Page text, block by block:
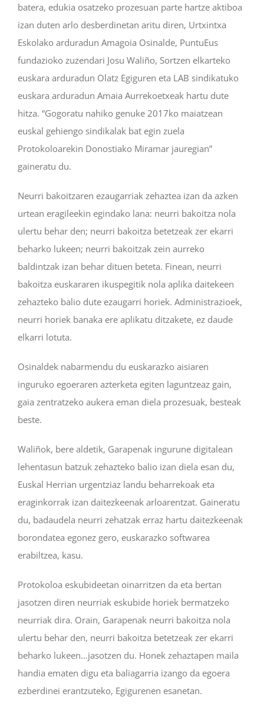
batera, edukia osatzeko prozesuan parte hartze aktiboa
izan duten arlo desberdinetan aritu diren, Urtxintxa
Eskolako arduradun Amagoia Osinalde, PuntuEus
fundazioko zuzendari Josu Waliño, Sortzen elkarteko
euskara arduradun Olatz Egiguren eta LAB sindikatuko
euskara arduradun Amaia Aurrekoetxeak hartu dute
hitza. “Gogoratu nahiko genuke 2017ko maiatzean
euskal gehiengo sindikalak bat egin zuela
Protokoloarekin Donostiako Miramar jauregian”
gaineratu du.
Neurri bakoitzaren ezaugarriak zehaztea izan da azken
urtean eragileekin egindako lana: neurri bakoitza nola
ulertu behar den; neurri bakoitza betetzeak zer ekarri
beharko lukeen; neurri bakoitzak zein aurreko
baldintzak izan behar dituen beteta. Finean, neurri
bakoitza euskararen ikuspegitik nola aplika daitekeen
zehazteko balio dute ezaugarri horiek. Administrazioek,
neurri horiek banaka ere aplikatu ditzakete, ez daude
elkarri lotuta.
Osinaldek nabarmendu du euskarazko aisiaren
inguruko egoeraren azterketa egiten laguntzeaz gain,
gaia zentratzeko aukera eman diela prozesuak, besteak
beste.
Waliñok, bere aldetik, Garapenak ingurune digitalean
lehentasun batzuk zehazteko balio izan diela esan du,
Euskal Herrian urgentziaz landu beharrekoak eta
eraginkorrak izan daitezkeenak arloarentzat. Gaineratu
du, badaudela neurri zehatzak erraz hartu daitezkeenak
borondatea egonez gero, euskarazko softwarea
erabiltzea, kasu.
Protokoloa eskubideetan oinarritzen da eta bertan
jasotzen diren neurriak eskubide horiek bermatzeko
neurriak dira. Orain, Garapenak neurri bakoitza nola
ulertu behar den, neurri bakoitza betetzeak zer ekarri
beharko lukeen…jasotzen du. Honek zehaztapen maila
handia ematen digu eta baliagarria izango da egoera
ezberdinei erantzuteko, Egigurenen esanetan.